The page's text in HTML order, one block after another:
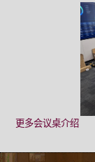
更多会议桌介绍